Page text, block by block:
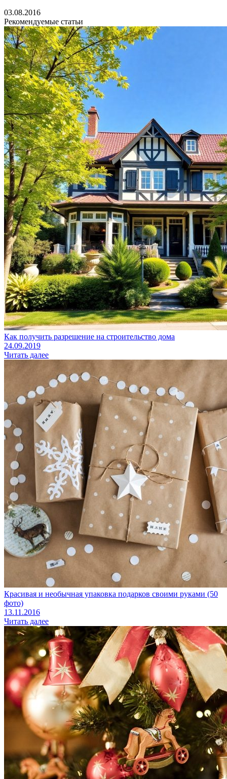
03.08.2016
Рекомендуемые статьи
Как получить разрешение на строительство дома
24.09.2019
Читать далее
Красивая и необычная упаковка подарков своими руками (50
фото)
13.11.2016
Читать далее